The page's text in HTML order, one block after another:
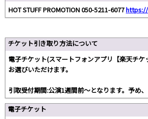
HOT STUFF PROMOTION 050-5211-6077
チケット引き取り方法について
電子チケット(スマートフォンアプリ【楽天チケ
お選びいただけます。
引取受付期間:公演1週間前～となります。予め、
電子チケット